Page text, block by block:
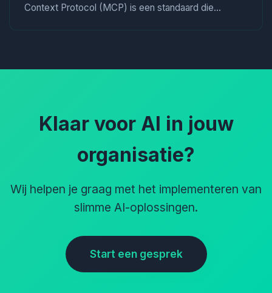
Context Protocol (MCP) is een standaard die...
Klaar voor AI in jouw
organisatie?
Wij helpen je graag met het implementeren van
slimme AI-oplossingen.
Start een gesprek